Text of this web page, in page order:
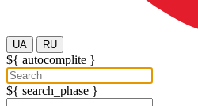
UA RU
${ autocomplite }
${ search_phase }